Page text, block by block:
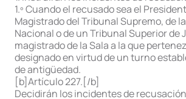
1.º Cuando el recusado sea el
Magistrado del Tribunal Supremo, de
Nacional o de un Tribunal Superior de
magistrado de la Sala a la que
designado en virtud de un turno
de antigüedad.
[b]Artículo 227.[/b]
Decidirán los incidentes de